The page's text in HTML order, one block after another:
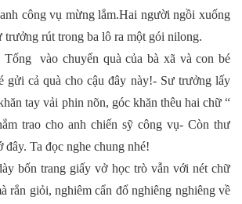
công vụ mừng lắm.Hai người ngồi xuống
trưởng rút trong ba lô ra một gói nilong.
Tổng vào chuyển quà của bà xã và con bé
gửi cả quà cho cậu đây này!- Sư trưởng lấy
tay vải phin nõn, góc khăn thêu hai chữ “
trao cho anh chiến sỹ công vụ- Còn thư
đây. Ta đọc nghe chung nhé!
trang giấy vở học trò vẫn với nét chữ
rắn giỏi, nghiêm cẩn đổ nghiêng nghiêng về